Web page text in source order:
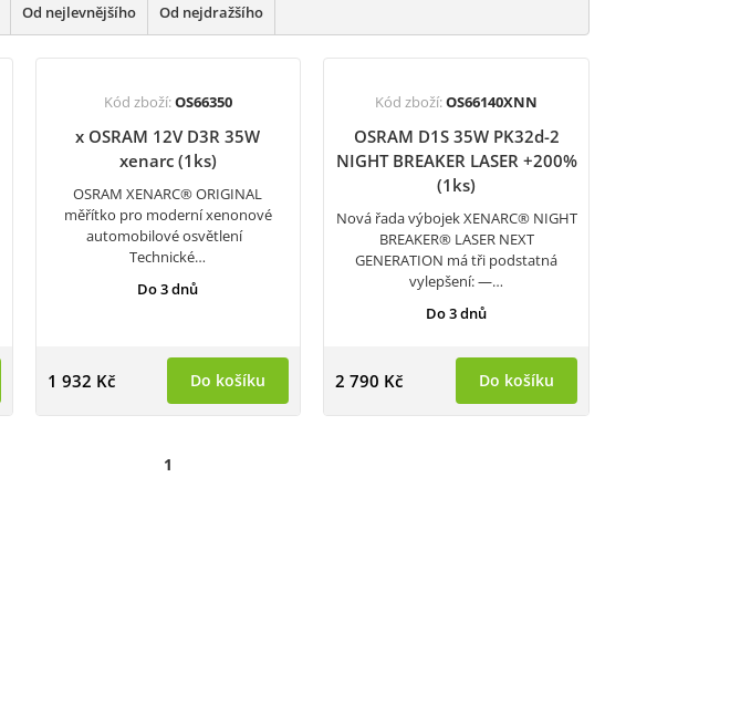
Od nejlevnějšího Od nejdražšího
Kód zboží:OS66350
x OSRAM 12V D3R 35W
xenarc (1ks)
OSRAM XENARC® ORIGINAL
měřítko pro moderní xenonové
automobilové osvětlení
Technické…
Do 3 dnů
1 932 Kč Do košíku
Kód zboží:OS66140XNN
OSRAM D1S 35W PK32d-2
NIGHT BREAKER LASER +200%
(1ks)
Nová řada výbojek XENARC® NIGHT
BREAKER® LASER NEXT
GENERATION má tři podstatná
vylepšení: —…
Do 3 dnů
2 790 Kč Do košíku
1